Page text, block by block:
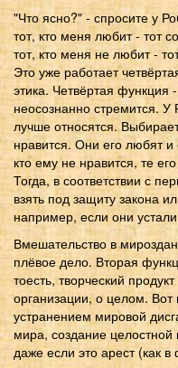
"Что ясно?" - спросите у
тот, кто меня любит - тот
тот, кто меня не любит -
Это уже работает
этика. Четвёртая функция
неосознанно стремится. У
лучше относятся.
нравится. Они его любят
кто ему не нравится, те
Тогда, в соответствии с
взять под защиту закона
например, если они
Вмешательство в
плёвое дело. Вторая
тоесть, творческий
организации, о целом. Вот
устранением мировой
мира, создание целостной
даже если это арест (как